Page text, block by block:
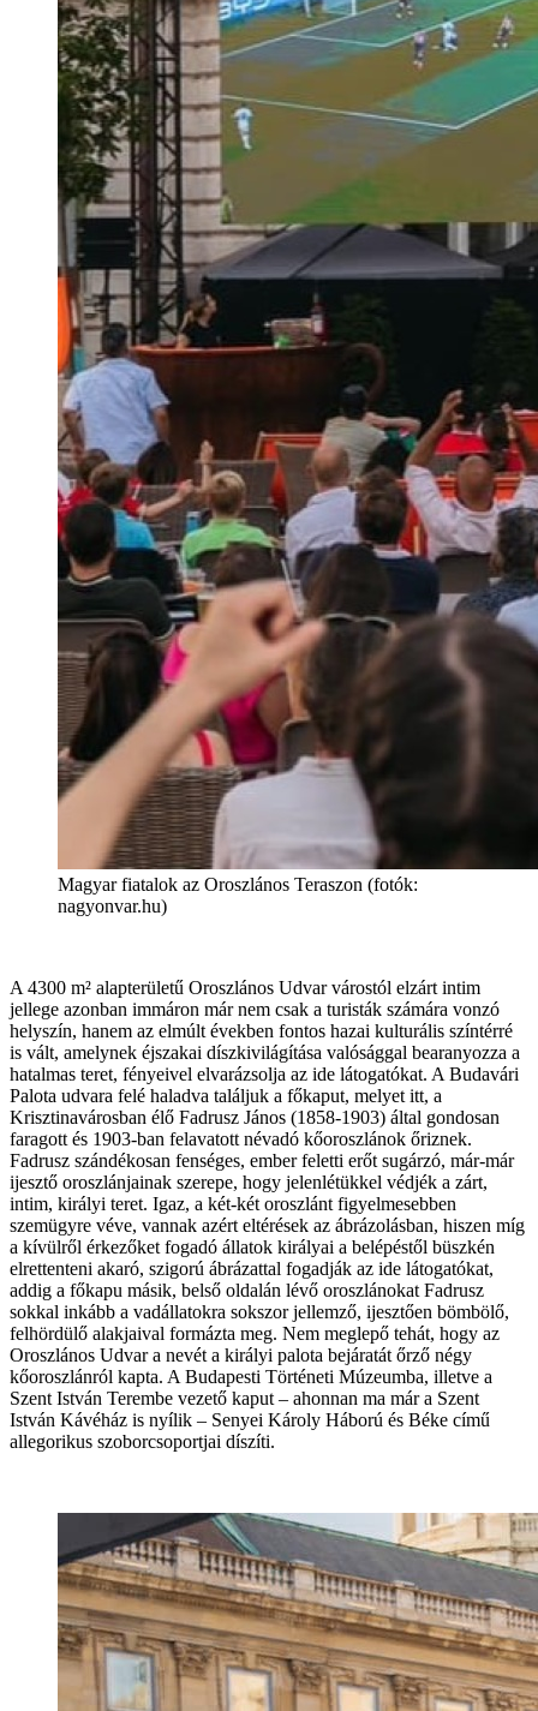
Magyar fiatalok az Oroszlános Teraszon (fotók:
nagyonvar.hu)
A 4300 m² alapterületű Oroszlános Udvar várostól elzárt intim
jellege azonban immáron már nem csak a turisták számára vonzó
helyszín, hanem az elmúlt években fontos hazai kulturális színtérré
is vált, amelynek éjszakai díszkivilágítása valósággal bearanyozza a
hatalmas teret, fényeivel elvarázsolja az ide látogatókat. A Budavári
Palota udvara felé haladva találjuk a főkaput, melyet itt, a
Krisztinavárosban élő Fadrusz János (1858-1903) által gondosan
faragott és 1903-ban felavatott névadó kőoroszlánok őriznek.
Fadrusz szándékosan fenséges, ember feletti erőt sugárzó, már-már
ijesztő oroszlánjainak szerepe, hogy jelenlétükkel védjék a zárt,
intim, királyi teret. Igaz, a két-két oroszlánt figyelmesebben
szemügyre véve, vannak azért eltérések az ábrázolásban, hiszen míg
a kívülről érkezőket fogadó állatok királyai a belépéstől büszkén
elrettenteni akaró, szigorú ábrázattal fogadják az ide látogatókat,
addig a főkapu másik, belső oldalán lévő oroszlánokat Fadrusz
sokkal inkább a vadállatokra sokszor jellemző, ijesztően bömbölő,
felhördülő alakjaival formázta meg. Nem meglepő tehát, hogy az
Oroszlános Udvar a nevét a királyi palota bejáratát őrző négy
kőoroszlánról kapta. A Budapesti Történeti Múzeumba, illetve a
Szent István Terembe vezető kaput – ahonnan ma már a Szent
István Kávéház is nyílik – Senyei Károly Háború és Béke című
allegorikus szoborcsoportjai díszíti.